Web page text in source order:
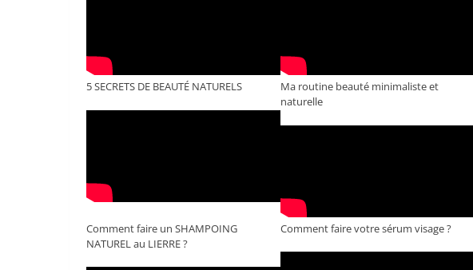
5 SECRETS DE BEAUTÉ NATURELS
Ma routine beauté minimaliste et
naturelle
Comment faire un SHAMPOING
NATUREL au LIERRE ?
Comment faire votre sérum visage ?